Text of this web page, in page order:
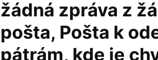
žádná zpráva z
pošta, Pošta k
pátrám, kde je